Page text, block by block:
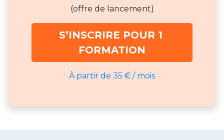
(offre de lancement)
S’INSCRIRE POUR 1
FORMATION
À partir de 35 € / mois